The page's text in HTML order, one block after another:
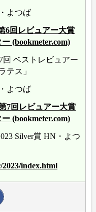
よつば
6回レビュアー大賞
(bookmeter.com)
ベストレビュアー
テス」
よつば
7回レビュアー大賞
(bookmeter.com)
Silver賞 HN・よつ
index.html